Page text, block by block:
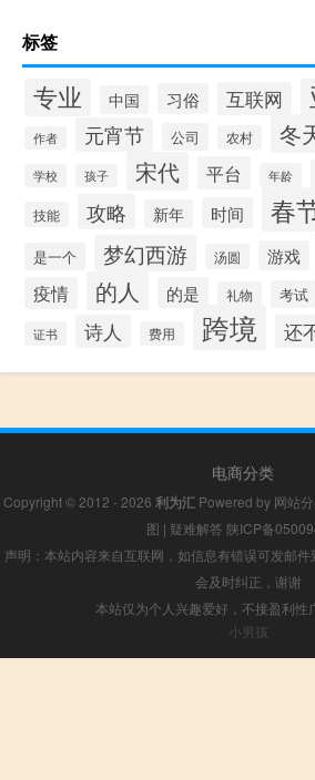
标签
专业 中国 习俗 互联网
作者 元宵节 公司 农村 冬
学校 孩子 宋代 平台 年龄
技能 攻略 新年 时间 春
是一个 梦幻西游 汤圆 游戏
疫情 的人 的是 礼物 考试
证书 诗人 费用 跨境 还
电商分类
Copyright © 2012 - 2026 利为汇 Powered by 网站
图 | 疑难解答 陕ICP备
声明：本站内容来自互联网，如信息有错误可发邮
会及时纠正，谢谢
本站仅为个人兴趣爱好，不接盈利性
小男孩